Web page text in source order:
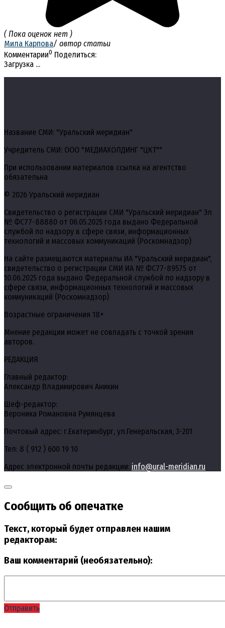
( Пока оценок нет )
Мила Карпова/ автор статьи
Комментарии0 Поделиться:
Загрузка ...
Название СМИ: "Уральский меридиан"
Учредитель СМИ: ООО "МЕДИАХОЛДИНГ "ЦКТ""
При использовании материалов ссылка на агентство
обязательна
© 2026 Уральский меридиан
Свидетельство о регистрации СМИ "Уральский меридиан" Эл
№ ФС77-88880 от 06.05.2025 года выдано Федеральной
службой по надзору в сфере связи, информационных
технологий и массовых коммуникаций (Роскомнадзор)
На сайте размещаются материалы ИА "Уральский меридиан",
свидетельство о регистрации СМИ ИА № ФС77-89575 от
10.06.2025 года выдано Федеральной службой по надзору в
сфере связи, информационных технологий и массовых
коммуникаций (Роскомнадзор)
Возрастные ограничения 18+
Мнение редакции может не совпадать с точкой зрения
авторов.
РЕДАКЦИЯ
Главный редактор:
Александр Владимирович Аникин
Шеф-редактор:
Вероника Романовна Румянцева
Почтовый адрес: г.Екатеринбург, ул.Генеральская, 3-201
Тел: 8 ( 912 ) 600 19 10
Адрес электронной почты редакции: info@ural-meridian.ru
Сообщить об опечатке
Текст, который будет отправлен нашим
редакторам:
Ваш комментарий (необязательно):
Отправить